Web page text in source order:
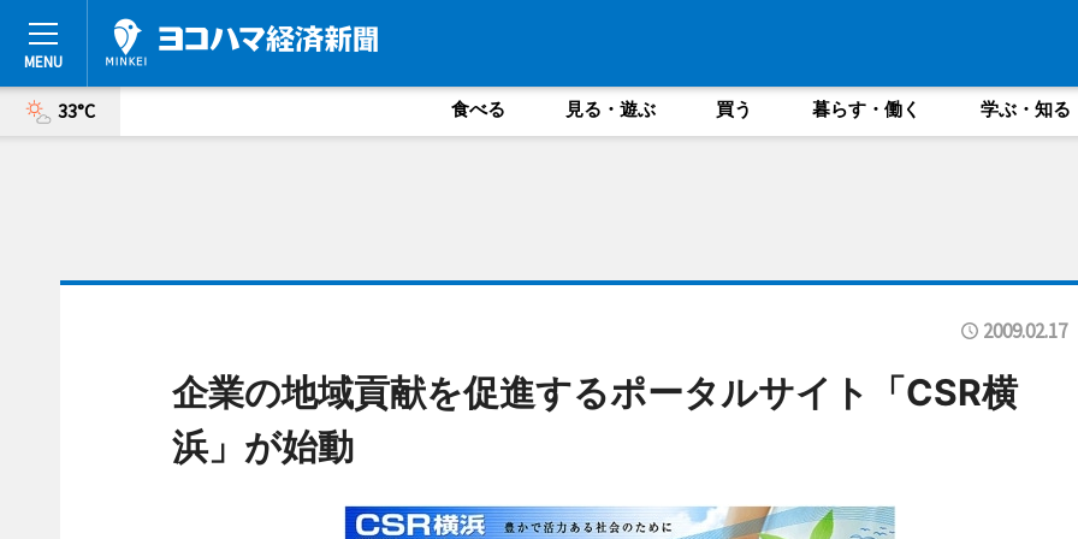
33°C 食べる 見る・遊ぶ 買う 暮らす・働く 学ぶ・知る
2009.02.17
企業の地域貢献を促進するポータルサイト「CSR横
浜」が始動